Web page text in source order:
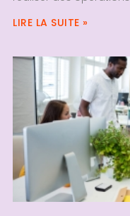
LIRE LA SUITE »